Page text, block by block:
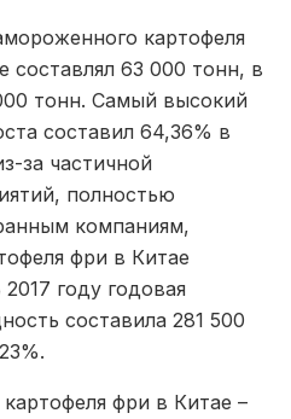
картофеля
составлял 63 000 тонн, в
тонн. Самый высокий
составил 64,36% в
за частичной
полностью
компаниям,
фри в Китае
году годовая
составила 281 500
фри в Китае –